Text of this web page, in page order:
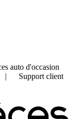
auto d'occasion
| Support client